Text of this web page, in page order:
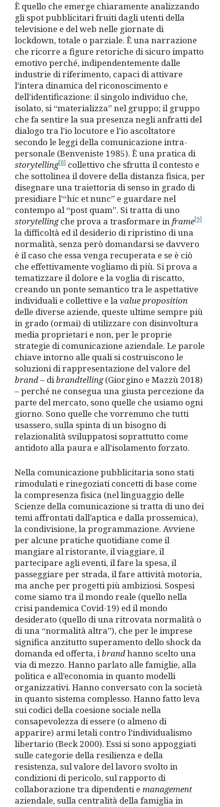
È quello che emerge chiaramente analizzando
gli spot pubblicitari fruiti dagli utenti della
televisione e del web nelle giornate di
lockdown, totale o parziale. È una narrazione
che ricorre a figure retoriche di sicuro impatto
emotivo perché, indipendentemente dalle
industrie di riferimento, capaci di attivare
l’intera dinamica del riconoscimento e
dell’identificazione: il singolo individuo che,
isolato, si “materializza” nel gruppo; il gruppo
che fa sentire la sua presenza negli anfratti del
dialogo tra l’io locutore e l’io ascoltatore
secondo le leggi della comunicazione intra-
personale (Benveniste 1985). È una pratica di
storytelling[8] collettivo che sfrutta il contesto e
che sottolinea il dovere della distanza fisica, per
disegnare una traiettoria di senso in grado di
presidiare l’“hic et nunc” e guardare nel
contempo al “post quam”. Si tratta di uno
storytellingche prova a trasformare inframe[9]
la difficoltà ed il desiderio di ripristino di una
normalità, senza però domandarsi se davvero
è il caso che essa venga recuperata e se è ciò
che effettivamente vogliamo di più. Si prova a
tematizzare il dolore e la voglia di riscatto,
creando un ponte semantico tra le aspettative
individuali e collettive e la value proposition
delle diverse aziende, queste ultime sempre più
in grado (ormai) di utilizzare con disinvoltura
media proprietari e non, per le proprie
strategie di comunicazione aziendale. Le parole
chiave intorno alle quali si costruiscono le
soluzioni di rappresentazione del valore del
brand– dibrandtelling(Giorgino e Mazzù 2018)
– perché ne consegua una giusta percezione da
parte del mercato, sono quelle che usiamo ogni
giorno. Sono quelle che vorremmo che tutti
usassero, sulla spinta di un bisogno di
relazionalità sviluppatosi soprattutto come
antidoto alla paura e all’isolamento forzato.
Nella comunicazione pubblicitaria sono stati
rimodulati e rinegoziati concetti di base come
la compresenza fisica (nel linguaggio delle
Scienze della comunicazione si tratta di uno dei
temi affrontati dall’aptica e dalla prossemica),
la condivisione, la programmazione. Avviene
per alcune pratiche quotidiane come il
mangiare al ristorante, il viaggiare, il
partecipare agli eventi, il fare la spesa, il
passeggiare per strada, il fare attività motoria,
ma anche per progetti più ambiziosi. Sospesi
come siamo tra il mondo reale (quello nella
crisi pandemica Covid-19) ed il mondo
desiderato (quello di una ritrovata normalità o
di una “normalità altra”), che per le imprese
significa anzitutto superamento dello shock da
domanda ed offerta, ibrandhanno scelto una
via di mezzo. Hanno parlato alle famiglie, alla
politica e all’economia in quanto modelli
organizzativi. Hanno conversato con la società
in quanto sistema complesso. Hanno fatto leva
sui codici della coesione sociale nella
consapevolezza di essere (o almeno di
apparire) armi letali contro l’individualismo
libertario (Beck 2000). Essi si sono appoggiati
sulle categorie della resilienza e della
resistenza, sul valore del lavoro svolto in
condizioni di pericolo, sul rapporto di
collaborazione tra dipendenti e management
aziendale, sulla centralità della famiglia in